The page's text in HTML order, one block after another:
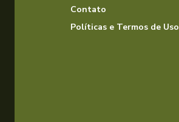
Contato
Políticas e Termos de Uso